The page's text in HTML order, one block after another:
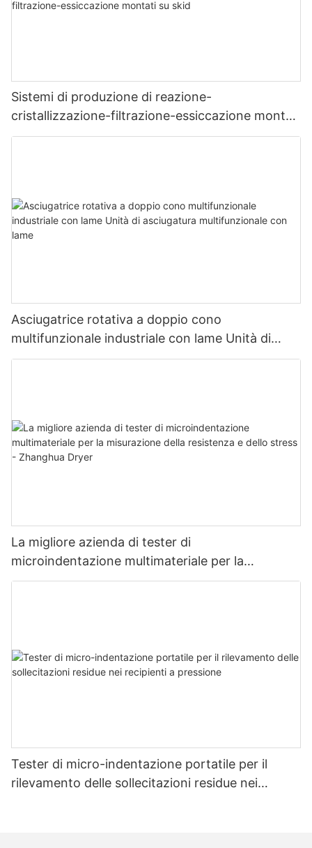
Sistemi di produzione di reazione-
cristallizzazione-filtrazione-essiccazione montati
su skid
Asciugatrice rotativa a doppio cono
multifunzionale industriale con lame Unità di
asciugatura multifunzionale con lame
La migliore azienda di tester di
microindentazione multimateriale per la
misurazione della resistenza e dello stress -
Tester di micro-indentazione portatile per il
rilevamento delle sollecitazioni residue nei